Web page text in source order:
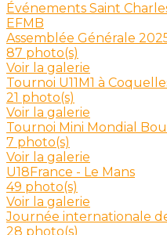
Événements Saint
EFMB
Assemblée Générale
87 photo(s)
Voir la galerie
Tournoi U11M1 à
21 photo(s)
Voir la galerie
Tournoi Mini Mondial
7 photo(s)
Voir la galerie
U18France - Le Mans
49 photo(s)
Voir la galerie
Journée internationale
28 photo(s)